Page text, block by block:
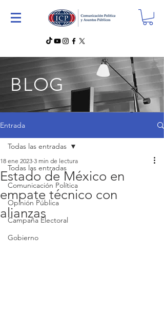
BLOG
Entrada
Todas las entradas
Comunicación Política
Opinión Pública
Campaña Electoral
Gobierno
Todas las entradas
Estado de México en
empate técnico con
alianzas
18 ene 2023 3 min de lectura